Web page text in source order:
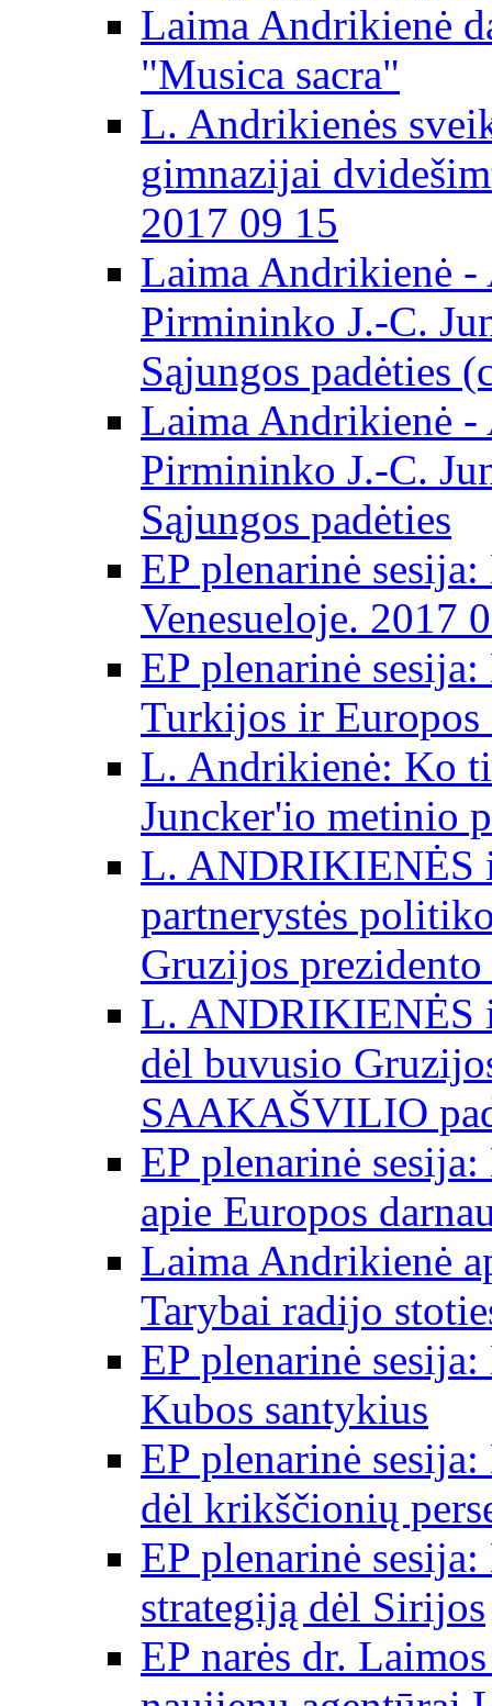
Laima Andrikienė
"Musica sacra"
L. Andrikienės
gimnazijai
2017 09 15
Laima Andrikienė
Pirmininko J.-C.
Sąjungos padėties
Laima Andrikienė
Pirmininko J.-C.
Sąjungos padėties
EP plenarinė
Venesueloje. 2017
EP plenarinė
Turkijos ir Europos
L. Andrikienė: Ko
Juncker'io metinio
L. ANDRIKIENĖS
partnerystės
Gruzijos
L. ANDRIKIENĖS
dėl buvusio
SAAKAŠVILIO
EP plenarinė
apie Europos
Laima Andrikienė
Tarybai radijo
EP plenarinė
Kubos santykius
EP plenarinė
dėl krikščionių
EP plenarinė
strategiją dėl Sirijos
EP narės dr.